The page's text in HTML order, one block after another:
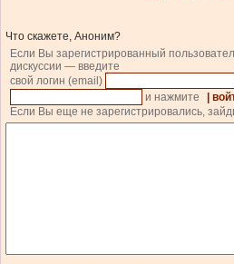
Что скажете, Аноним?
Если Вы зарегистрированный
дискуссии — введите
свой логин (email)
и нажмите
|
Если Вы еще не зарегистрировались,